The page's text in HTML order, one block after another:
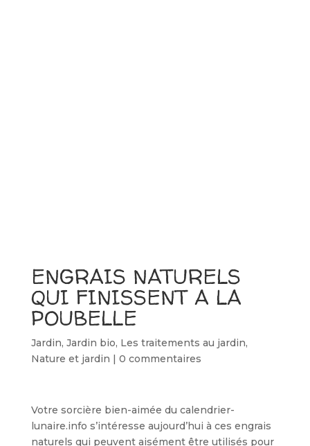
ENGRAIS NATURELS
QUI FINISSENT A LA
POUBELLE
Jardin, Jardin bio, Les traitements au jardin,
Nature et jardin | 0 commentaires
Votre sorcière bien-aimée du calendrier-
lunaire.info s’intéresse aujourd’hui à ces engrais
naturels qui peuvent aisément être utilisés pour